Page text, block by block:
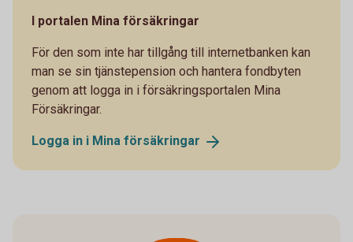
I portalen Mina försäkringar
För den som inte har tillgång till internetbanken kan
man se sin tjänstepension och hantera fondbyten
genom att logga in i försäkringsportalen Mina
Försäkringar.
Logga in i Mina försäkringar